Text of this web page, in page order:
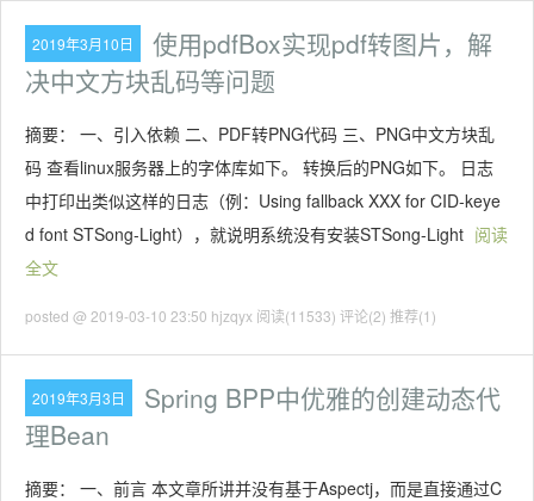
2019年3月10日
使用pdfBox实现pdf转图片，解
决中文方块乱码等问题
摘要： 一、引入依赖 二、PDF转PNG代码 三、PNG中文方块乱
码 查看linux服务器上的字体库如下。 转换后的PNG如下。 日志
中打印出类似这样的日志（例：Using fallback XXX for CID-keye
d font STSong-Light），就说明系统没有安装STSong-Light 阅读
全文
posted @ 2019-03-10 23:50 hjzqyx 阅读(11533) 评论(2) 推荐(1)
2019年3月3日
Spring BPP中优雅的创建动态代
理Bean
摘要： 一、前言 本文章所讲并没有基于Aspectj，而是直接通过C